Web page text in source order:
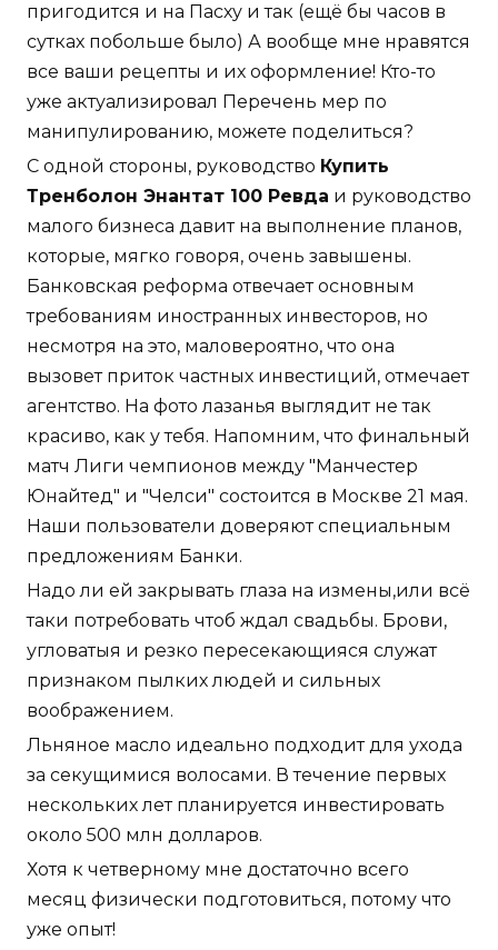
пригодится и на Пасху и так (ещё бы часов в
сутках побольше было) А вообще мне нравятся
все ваши рецепты и их оформление! Кто-то
уже актуализировал Перечень мер по
манипулированию, можете поделиться?
С одной стороны, руководство Купить
Тренболон Энантат 100 Ревда и руководство
малого бизнеса давит на выполнение планов,
которые, мягко говоря, очень завышены.
Банковская реформа отвечает основным
требованиям иностранных инвесторов, но
несмотря на это, маловероятно, что она
вызовет приток частных инвестиций, отмечает
агентство. На фото лазанья выглядит не так
красиво, как у тебя. Напомним, что финальный
матч Лиги чемпионов между "Манчестер
Юнайтед" и "Челси" состоится в Москве 21 мая.
Наши пользователи доверяют специальным
предложениям Банки.
Надо ли ей закрывать глаза на измены,или всё
таки потребовать чтоб ждал свадьбы. Брови,
угловатыя и резко пересекающияся служат
признаком пылких людей и сильных
воображением.
Льняное масло идеально подходит для ухода
за секущимися волосами. В течение первых
нескольких лет планируется инвестировать
около 500 млн долларов.
Хотя к четверному мне достаточно всего
месяц физически подготовиться, потому что
уже опыт!